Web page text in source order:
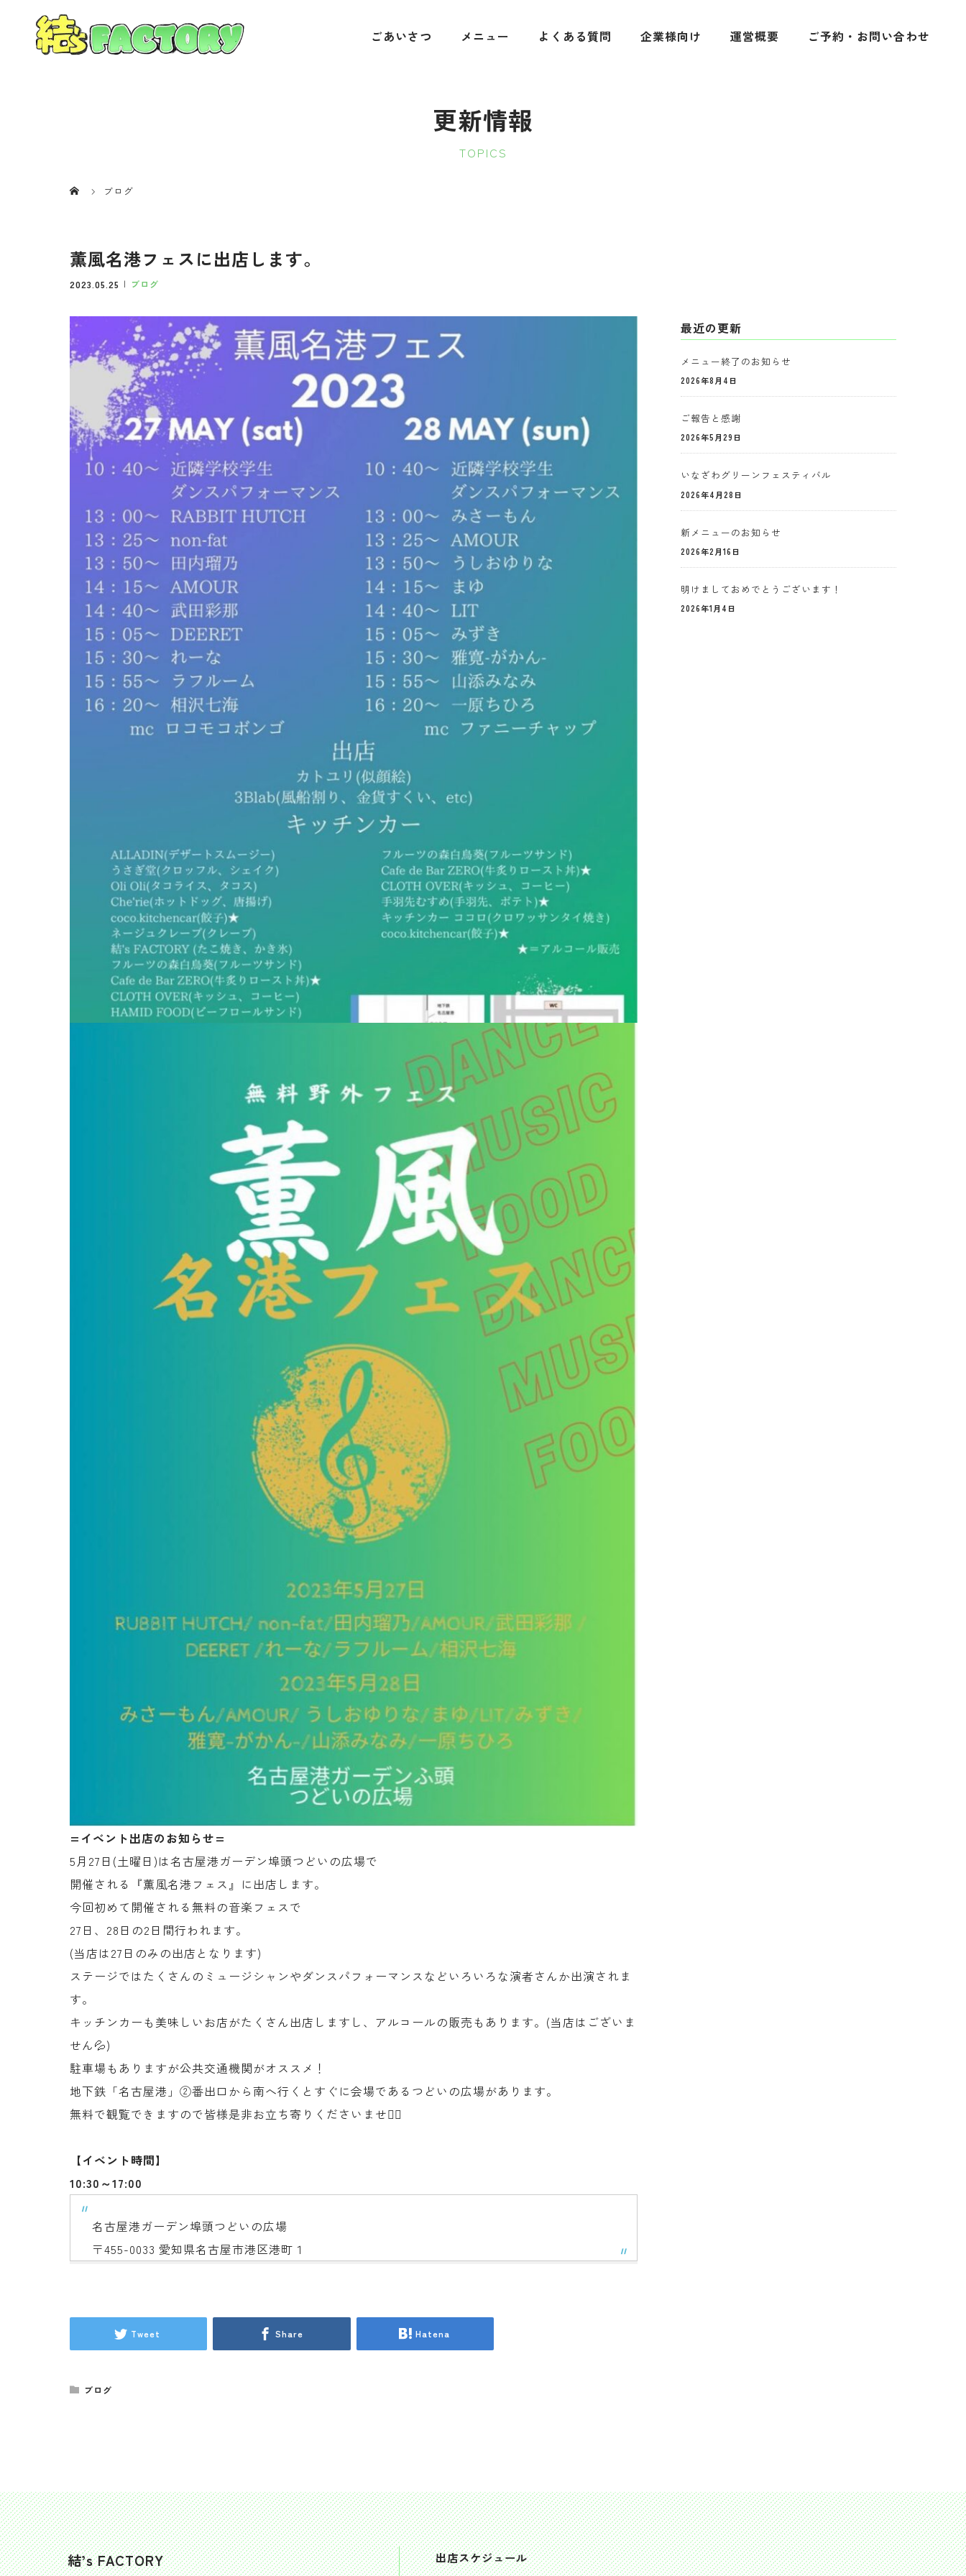
ごあいさつ メニュー よくある質問 企業様向け 運営概要 ご予約・お問い合わせ
更新情報
TOPICS
ブログ
薫風名港フェスに出店します。
2023.05.25 ブログ
=イベント出店のお知らせ=
5月27日(土曜日)は名古屋港ガーデン埠頭つどいの広場で
開催される『薫風名港フェス』に出店します。
今回初めて開催される無料の音楽フェスで
27日、28日の2日間行われます。
(当店は27日のみの出店となります)
ステージではたくさんのミュージシャンやダンスパフォーマンスなどいろいろな演者さんか出演されま
す。
キッチンカーも美味しいお店がたくさん出店しますし、アルコールの販売もあります。(当店はございま
せん💦)
駐車場もありますが公共交通機関がオススメ！
地下鉄「名古屋港」②番出口から南へ行くとすぐに会場であるつどいの広場があります。
無料で観覧できますので皆様是非お立ち寄りくださいませ🙇‍♂
【イベント時間】
10:30～17:00
名古屋港ガーデン埠頭つどいの広場
〒455-0033 愛知県名古屋市港区港町１
Tweet Share Hatena
ブログ
最近の更新
メニュー終了のお知らせ
2026年8月4日
ご報告と感謝
2026年5月29日
いなざわグリーンフェスティバル
2026年4月28日
新メニューのお知らせ
2026年2月16日
明けましておめでとうございます！
2026年1月4日
結’s FACTORY 出店スケジュール